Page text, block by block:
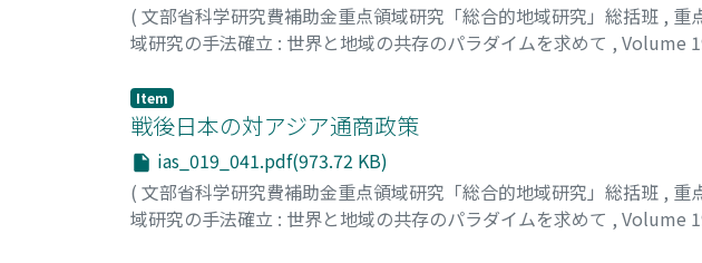
( 文部省科学研究費補助金重点領域研究「総合的地域研究」総括班 , 重
域研究の手法確立 : 世界と地域の共存のパラダイムを求めて , Volume
Item
戦後日本の対アジア通商政策
ias_019_041.pdf(973.72 KB)
( 文部省科学研究費補助金重点領域研究「総合的地域研究」総括班 , 重
域研究の手法確立 : 世界と地域の共存のパラダイムを求めて , Volume